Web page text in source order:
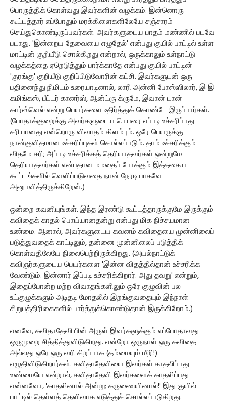
பொருத்திக் கொள்வது இவர்களின் வழக்கம். இன்னொரு
கூட்டத்தார் எப்போதும் மரக்கிளைகளிலேயே சஞ்சாரம்
செய்துகொண்டிருப்பவர்கள். அவர்களுடைய பாதம் மண்ணில் படவே
படாது. 'இன்றைய தேவையை எழுதேல்' என்பது குயில் பாட்டில் உள்ள
மாட்டின் குறியீடு சொல்கிறது என்றால்; ஒருக்காலும் உள்நாட்டு
வழக்கத்தை ஏறெடுத்தும் பார்க்காதே என்பது குயில் பாட்டின்
'குரங்கு' குறியீடு குறிப்பிடுவோரின் கட்சி. இவர்களுடன் ஒரு
பதினைந்து நிமிடம் உரையாடினால், லாரி அன்னி போஸ்ஸிலார், இ இ
கமிங்கஸ், பீட்டர் கானர்ஸ், ஆன்ட்ரூ க்ரூமே, இவான் டான்
கார்ஸ்வெல் என்று பெயர்களை உதிர்த்துக் கொண்டே இருப்பார்கள்.
(போதாக்குறைக்கு அவர்களுடைய பெயரை எப்படி உச்சரிப்பது
சரியானது என்றொரு விவாதம் கிளம்பும். ஒரே பெயருக்கு
நான்குவிதமான உச்சரிப்புகள் சொல்லப்படும். தாம் உச்சரிக்கும்
விதமே சரி; அப்படி உச்சரிக்கத் தெரியாதவர்கள் ஒன்றுமே
தெரியாதவர்கள் என்பதான மமதைப் போக்கும் இத்தகைய
கூட்டங்களில் வெளிப்படுவதை நான் நேரடியாகவே
அனுபவித்திருக்கிறேன்.)
ஒன்றை கவனியுங்கள். இந்த இரண்டு கூட்டத்தாருக்குமே இருக்கும்
கவிதைக் காதல் பொய்யானதன்று என்பது மிக நிச்சயமான
உண்மை. ஆனால், அவர்களுடைய கவனம் கவிதையை முன்னிலைப்
படுத்துவதைக் காட்டிலும், தன்னை முன்னிலைப் படுத்திக்
கொள்வதிலேயே நிலைபெற்றிருக்கிறது. (அயல்நாட்டுக்
கவிஞர்களுடைய பெயர்களை 'இன்ன விதத்தில்தான் உச்சரிக்க
வேண்டும். இன்னார் இப்படி உச்சரிக்கிறார். அது தவறு' என்றும்,
இதைப்போன்ற மற்ற விவாதங்களிலும் ஒரே குழுவின் பல
உட்குழுக்களும் அடிதடி மோதலில் இறங்குவதையும் இந்நாள்
சிறுபத்திரிகைகளில் பார்த்துக்கொண்டுதான் இருக்கிறோம்.)
எனவே, கவிதாதேவியின் அருள் இவர்களுக்கும் எப்போதாவது
ஒருமுறை சித்தித்துவிடுகிறது. என்றோ ஒருநாள் ஒரு கவிதை
அல்லது ஒரே ஒரு வரி சிறப்பாக (தம்மையும் மீறி!)
எழுதிவிடுகிறார்கள். கவிதாதேவியை இவர்கள் காதலிப்பது
உண்மையே என்றால், கவிதாதேவி இவர்களைக் காதலிப்பது
என்னவோ, 'காதலினால் அன்று; கருணையினால்!' இது குயில்
பாட்டில் தெள்ளத் தெளிவாக எடுத்துச் சொல்லப்படுகிறது.